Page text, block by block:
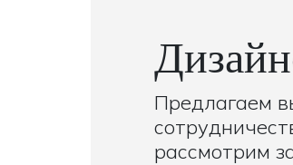
Предлагаем
рассмотрим